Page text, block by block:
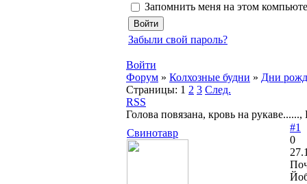
Запомнить меня на этом
Забыли свой пароль?
Войти
Форум » Колхозные будни » Дни
Страницы: 1 2 3 След.
RSS
Голова повязана, кровь на
Свинотавр
#1
0